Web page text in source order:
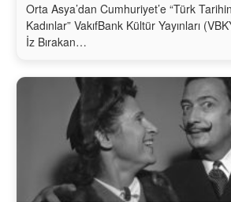
Orta Asya’dan Cumhuriyet’e “Türk
Kadınlar” VakıfBank Kültür Yayınları
İz Bırakan…